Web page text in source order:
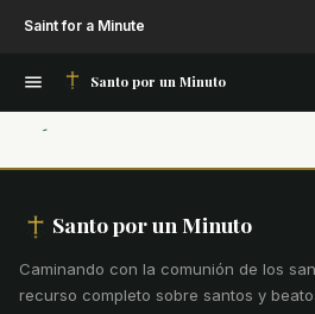
Saint for a Minute
Santo por un Minuto
Santo por un Minuto
Caminando con la comunión de los
recurso completo sobre santos y